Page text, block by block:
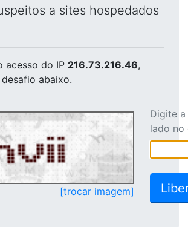
a sites hospedados
acesso do IP 216.73.216.46,
abaixo.
[trocar imagem]
Digite
lado no